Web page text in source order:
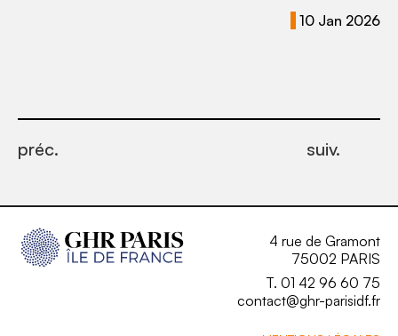
10 Jan 2026
préc. suiv.
4 rue de Gramont
75002 PARIS
T. 01 42 96 60 75
contact@ghr-parisidf.fr